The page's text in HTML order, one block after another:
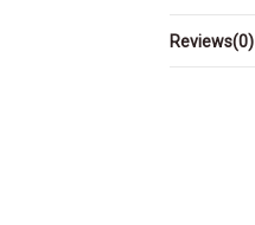
Reviews(0)